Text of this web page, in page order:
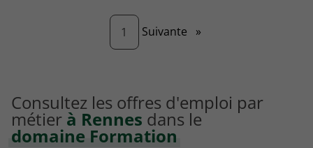
1 Page
Suivante »
Consultez les offres d'emploi par
métier à Rennes dans le
domaine Formation